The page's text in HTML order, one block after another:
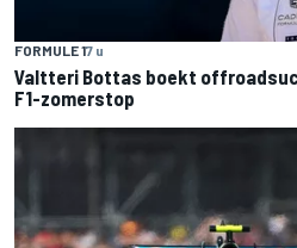
FORMULE 17 u
Valtteri Bottas boekt
F1-zomerstop